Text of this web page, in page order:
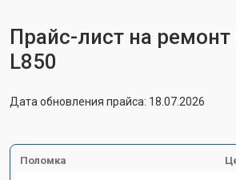
Прайс-лист на
L850
Дата обновления прайса: 18.07.2026
Поломка